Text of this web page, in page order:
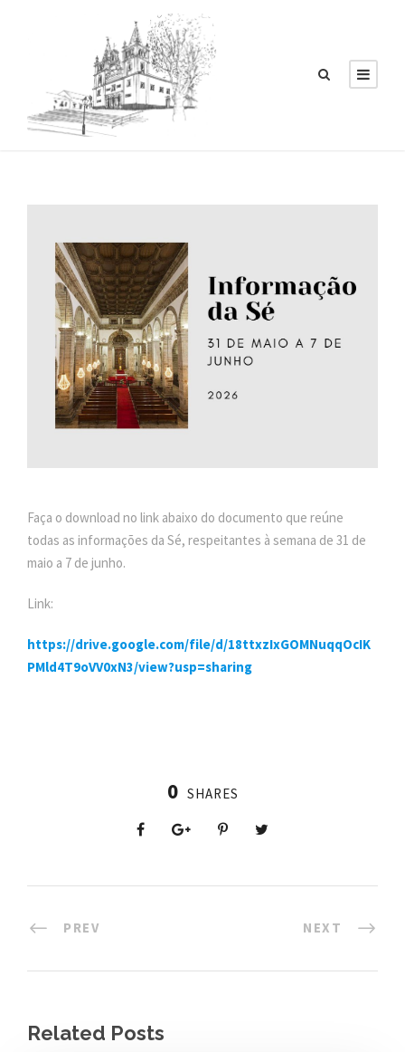
Faça o download no link abaixo do documento que reúne
todas as informações da Sé, respeitantes à semana de 31 de
maio a 7 de junho.
Link:
https://drive.google.com/file/d/18ttxzIxGOMNuqqOcIK
PMld4T9oVV0xN3/view?usp=sharing
0 SHARES
PREV NEXT
Related Posts